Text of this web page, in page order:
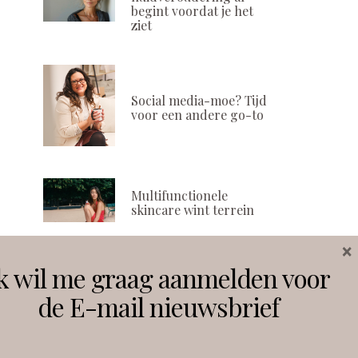
begint voordat je het
ziet
Social media-moe? Tijd
voor een andere go-to
Multifunctionele
skincare wint terrein
Volg ons
wil me graag aanmelden voor
de E-mail nieuwsbrief
×